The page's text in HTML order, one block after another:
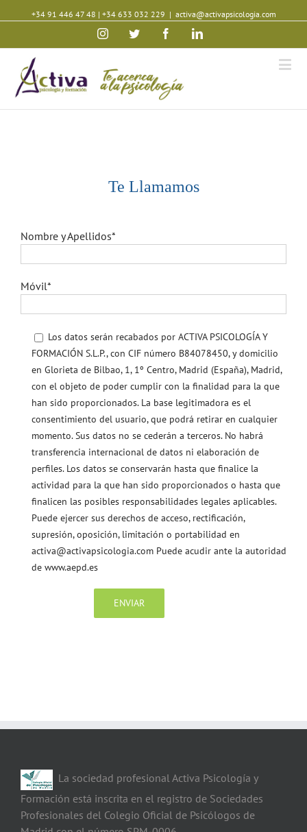
+34 91 446 47 48 | +34 633 032 229 | activa@activapsicologia.com
InstagramTwitter FacebookLinkedin
Te Llamamos
Nombre y Apellidos*
Móvil*
Los datos serán recabados por ACTIVA PSICOLOGÍA Y
FORMACIÓN S.L.P., con CIF número B84078450, y domicilio
en Glorieta de Bilbao, 1, 1º Centro, Madrid (España), Madrid,
con el objeto de poder cumplir con la finalidad para la que
han sido proporcionados. La base legitimadora es el
consentimiento del usuario, que podrá retirar en cualquier
momento. Sus datos no se cederán a terceros. No habrá
transferencia internacional de datos ni elaboración de
perfiles. Los datos se conservarán hasta que finalice la
actividad para la que han sido proporcionados o hasta que
finalicen las posibles responsabilidades legales aplicables.
Puede ejercer sus derechos de acceso, rectificación,
supresión, oposición, limitación o portabilidad en
activa@activapsicologia.com Puede acudir ante la autoridad
de www.aepd.es
La sociedad profesional Activa Psicología y
Formación está inscrita en el registro de Sociedades
Profesionales del Colegio Oficial de Psicólogos de